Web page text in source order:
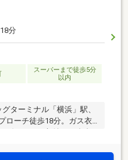
分
スーパーまで徒歩5分
以内
ターミナル「横浜」駅、
ローチ徒歩18分。ガス衣
ーション。